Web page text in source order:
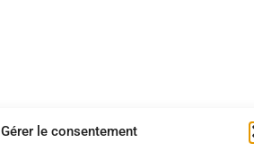
Gérer le consentement